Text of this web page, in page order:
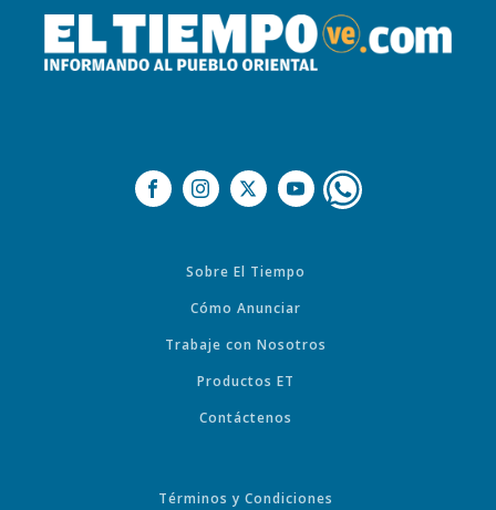
Sobre El Tiempo
Cómo Anunciar
Trabaje con Nosotros
Productos ET
Contáctenos
Términos y Condiciones